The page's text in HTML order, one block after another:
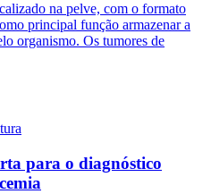
na pelve, com o formato
principal função armazenar a
organismo. Os tumores de
para o diagnóstico